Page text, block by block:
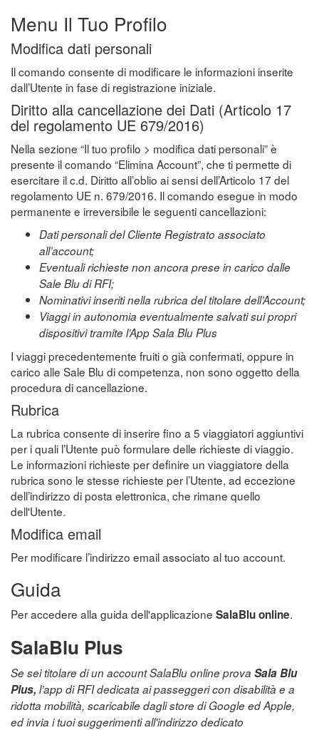
Menu Il Tuo Profilo
Modifica dati personali
Il comando consente di modificare le informazioni inserite
dall’Utente in fase di registrazione iniziale.
Diritto alla cancellazione dei Dati (Articolo 17
del regolamento UE 679/2016)
Nella sezione “Il tuo profilo > modifica dati personali” è
presente il comando “Elimina Account”, che ti permette di
esercitare il c.d. Diritto all’oblio ai sensi dell’Articolo 17 del
regolamento UE n. 679/2016. Il comando esegue in modo
permanente e irreversibile le seguenti cancellazioni:
Dati personali del Cliente Registrato associato
all’account;
Eventuali richieste non ancora prese in carico dalle
Sale Blu di RFI;
Nominativi inseriti nella rubrica del titolare dell’Account;
Viaggi in autonomia eventualmente salvati sui propri
dispositivi tramite l’App Sala Blu Plus
I viaggi precedentemente fruiti o già confermati, oppure in
carico alle Sale Blu di competenza, non sono oggetto della
procedura di cancellazione.
Rubrica
La rubrica consente di inserire fino a 5 viaggiatori aggiuntivi
per i quali l’Utente può formulare delle richieste di viaggio.
Le informazioni richieste per definire un viaggiatore della
rubrica sono le stesse richieste per l’Utente, ad eccezione
dell’indirizzo di posta elettronica, che rimane quello
dell'Utente.
Modifica email
Per modificare l’indirizzo email associato al tuo account.
Guida
Per accedere alla guida dell'applicazione SalaBlu online.
SalaBlu Plus
Se sei titolare di un account SalaBlu online prova Sala Blu
Plus, l’app di RFI dedicata ai passeggeri con disabilità e a
ridotta mobilità, scaricabile dagli store di Google ed Apple,
ed invia i tuoi suggerimenti all'indirizzo dedicato